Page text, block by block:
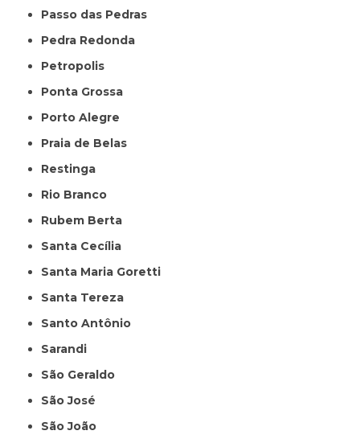
Passo das Pedras
Pedra Redonda
Petropolis
Ponta Grossa
Porto Alegre
Praia de Belas
Restinga
Rio Branco
Rubem Berta
Santa Cecília
Santa Maria Goretti
Santa Tereza
Santo Antônio
Sarandi
São Geraldo
São José
São João